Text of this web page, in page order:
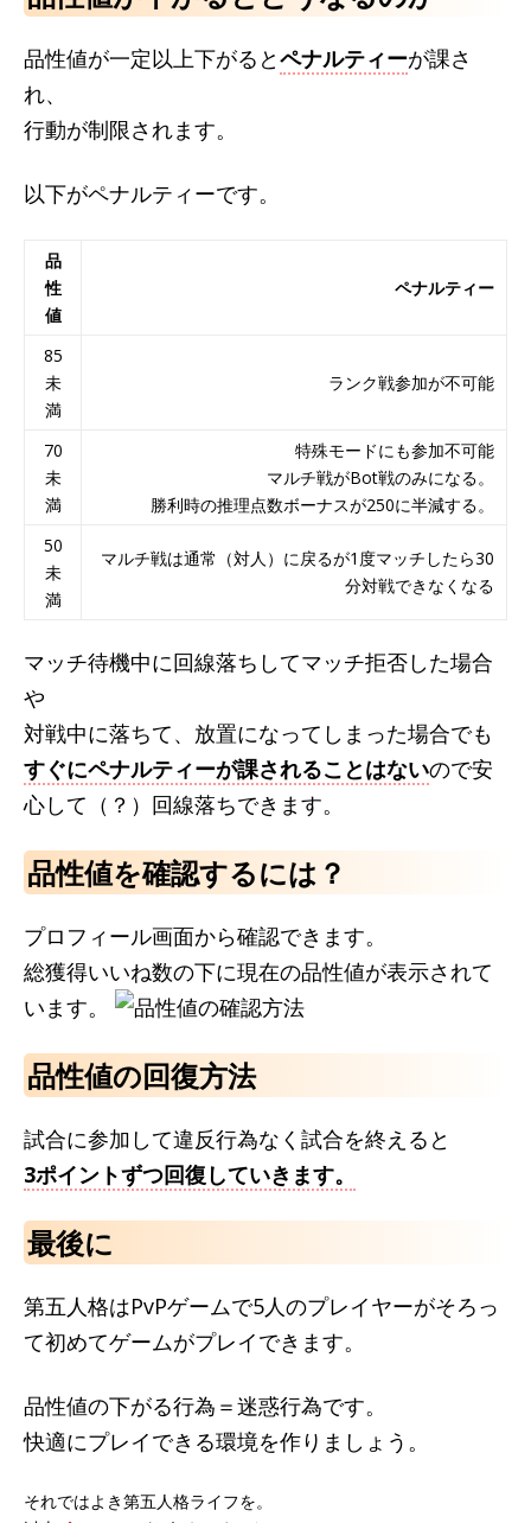
品性値が一定以上下がるとペナルティーが課さ
れ、
行動が制限されます。
以下がペナルティーです。
品
性
値
ペナルティー
85
未
満
ランク戦参加が不可能
70
未
満
特殊モードにも参加不可能
マルチ戦がBot戦のみになる。
勝利時の推理点数ボーナスが250に半減する。
50
未
満
マルチ戦は通常（対人）に戻るが1度マッチしたら30
分対戦できなくなる
マッチ待機中に回線落ちしてマッチ拒否した場合
や
対戦中に落ちて、放置になってしまった場合でも
すぐにペナルティーが課されることはないので安
心して（？）回線落ちできます。
品性値を確認するには？
プロフィール画面から確認できます。
総獲得いいね数の下に現在の品性値が表示されて
います。
品性値の回復方法
試合に参加して違反行為なく試合を終えると
3ポイントずつ回復していきます。
最後に
第五人格はPvPゲームで5人のプレイヤーがそろっ
て初めてゲームがプレイできます。
品性値の下がる行為＝迷惑行為です。
快適にプレイできる環境を作りましょう。
それではよき第五人格ライフを。